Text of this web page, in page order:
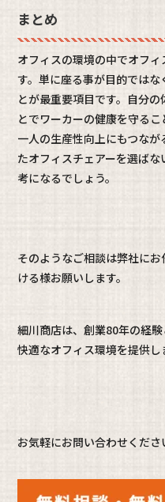
まとめ
オフィスの環境の中でオフ
す。単に座る事が目的では
とが最重要項目です。自分
とでワーカーの健康を守る
一人の生産性向上にもつな
たオフィスチェアーを選ば
考になるでしょう。
そのようなご相談は弊社に
ける様お願いします。
細川商店は、創業80年の経
快適なオフィス環境を提供し
お気軽にお問い合わせくださ